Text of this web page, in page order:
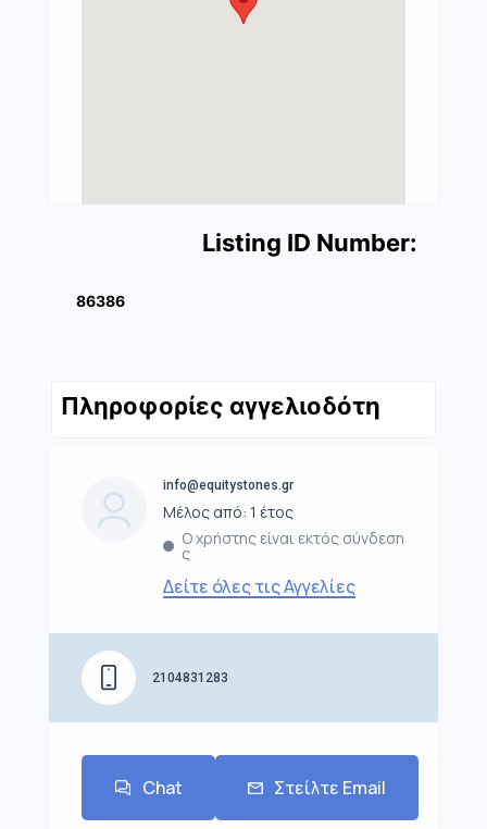
Listing ID Number:
86386
Πληροφορίες αγγελιοδότη
info@equitystones.gr
Μέλος από: 1 έτος
Ο χρήστης είναι εκτός σύνδεση
ς
Δείτε όλες τις Αγγελίες
2104831283
Chat Στείλτε Email